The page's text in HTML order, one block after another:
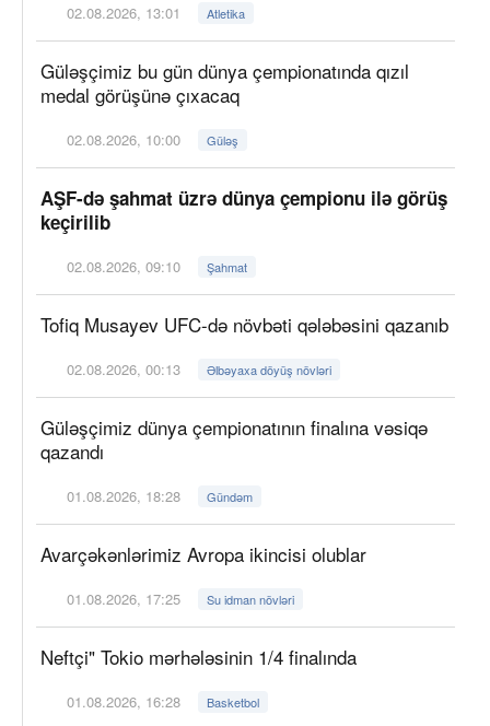
02.08.2026, 13:01 Atletika
Güləşçimiz bu gün dünya çempionatında qızıl
medal görüşünə çıxacaq
02.08.2026, 10:00 Güləş
AŞF-də şahmat üzrə dünya çempionu ilə görüş
keçirilib
02.08.2026, 09:10 Şahmat
Tofiq Musayev UFC-də növbəti qələbəsini qazanıb
02.08.2026, 00:13 Əlbəyaxa döyüş növləri
Güləşçimiz dünya çempionatının finalına vəsiqə
qazandı
01.08.2026, 18:28 Gündəm
Avarçəkənlərimiz Avropa ikincisi olublar
01.08.2026, 17:25 Su idman növləri
Neftçi" Tokio mərhələsinin 1/4 finalında
01.08.2026, 16:28 Basketbol